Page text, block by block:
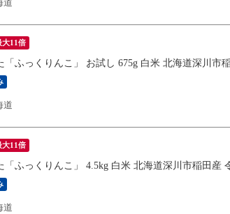
道
大11倍
「ふっくりんこ」 お試し 675g 白米 北海道深川市
道
大11倍
「ふっくりんこ」 4.5kg 白米 北海道深川市稲田産
道